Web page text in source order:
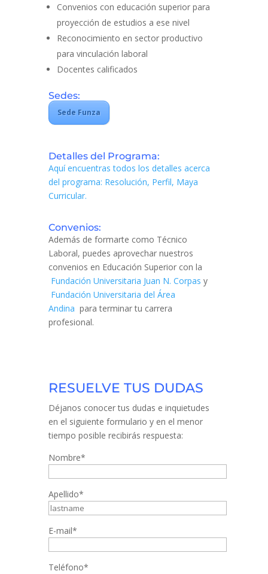
Convenios con educación superior para
proyección de estudios a ese nivel
Reconocimiento en sector productivo
para vinculación laboral
Docentes calificados
Sedes:
Sede Funza
Detalles del Programa:
Aquí encuentras todos los detalles acerca
del programa: Resolución, Perfil, Maya
Curricular.
Convenios:
Además de formarte como Técnico
Laboral, puedes aprovechar nuestros
convenios en Educación Superior con la
Fundación Universitaria Juan N. Corpas y
Fundación Universitaria del Área
Andina para terminar tu carrera
profesional.
RESUELVE TUS DUDAS
Déjanos conocer tus dudas e inquietudes
en el siguiente formulario y en el menor
tiempo posible recibirás respuesta:
Nombre*
Apellido*
E-mail*
Teléfono*